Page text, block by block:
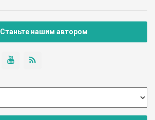
Станьте нашим автором